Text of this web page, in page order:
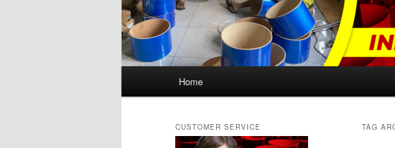
Home
TAG
CUSTOMER SERVICE